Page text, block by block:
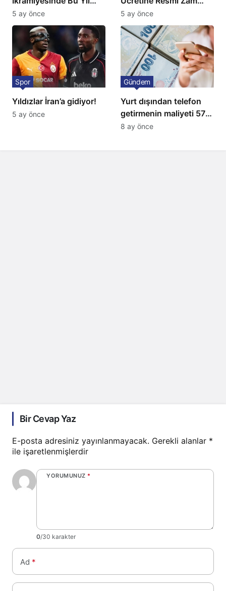
Artış Gelmeyecek
5 ay önce
Geliyor
5 ay önce
Yıldızlar İran’a gidiyor!
Spor
5 ay önce
Yurt dışından telefon
getirmenin maliyeti 57
bin lira oldu
Gündem
8 ay önce
Bir Cevap Yaz
E-posta adresiniz yayınlanmayacak. Gerekli alanlar *
ile işaretlenmişlerdir
YORUMUNUZ *
0/30 karakter
Ad *